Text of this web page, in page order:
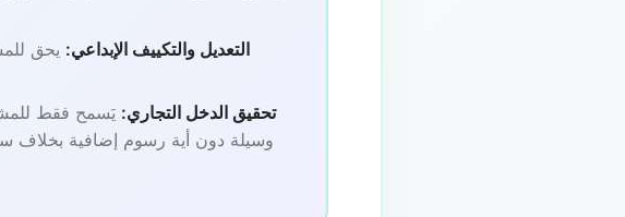
التعديل والتكييف الإبداعي: يحق
تحقيق الدخل التجاري: يَسمح فقط
وسيلة دون أية رسوم إضافية بخلاف